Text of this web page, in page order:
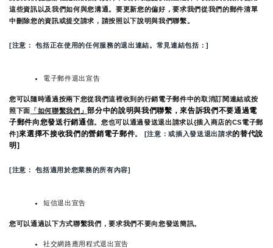
這些資訊以及我們如何與您溝通。要更新您的偏好，要求我們從我們的郵件清單
中刪除您的資訊或提交請求，請按照以下說明與我們聯繫。
[注意： 包括正在使用的任何服務的退出連結。常見連結包括：]
電子郵件退出宣告
您可以隨時通過按兩下您從我們這裡收到的行銷電子郵件中的取消訂閱連結或按
照下面 「如何聯繫我們」部分中的說明與我們聯繫，來告訴我們不要通過電
子郵件向您發送行銷通信。您也可以通過發送退出請求以{插入商店的CS電子郵
件]來選擇不接收我們的營銷電子郵件。 [注意：或插入發送退出請求的替代說
明]
[注意： 包括適用於您業務的所有內容]
短信退出宣告
您可以通過以下方式聯繫我們，要求我們不要向您發送簡訊。
社交網路應用程式退出宣告